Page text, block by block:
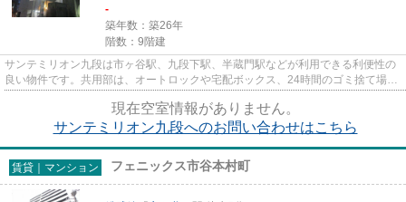
-
築年数：築26年
階数：9階建
サンテミリオン九段は市ヶ谷駅、九段下駅、半蔵門駅などが利用できる利便性の
良い物件です。共用部は、オートロックや宅配ボックス、24時間のゴミ捨て場な
現在空室情報がありません。
サンテミリオン九段へのお問い合わせはこちら
賃貸｜マンション フェニックス市谷本村町